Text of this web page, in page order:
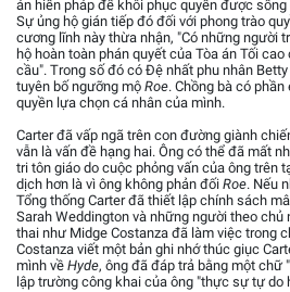
án hiến pháp để khôi phục quyền được
Sự ủng hộ gián tiếp đó đối với phong trào
cương lĩnh này thừa nhận, "Có những người
hộ hoàn toàn phán quyết của Tòa án Tối
cầu". Trong số đó có Đệ nhất phu nhân
tuyên bố ngưỡng mộ Roe. Chồng bà có
quyền lựa chọn cá nhân của mình.
Carter đã vấp ngã trên con đường giành
vẫn là vấn đề hạng hai. Ông có thể đã mất
tri tôn giáo do cuộc phỏng vấn của ông trên
dịch hơn là vì ông không phản đối Roe. Nếu
Tổng thống Carter đã thiết lập chính sách
Sarah Weddington và những người theo chủ
thai như Midge Costanza đã làm việc trong
Costanza viết một bản ghi nhớ thúc giục
mình về Hyde, ông đã đáp trả bằng một chữ
lập trường công khai của ông "thực sự tự do